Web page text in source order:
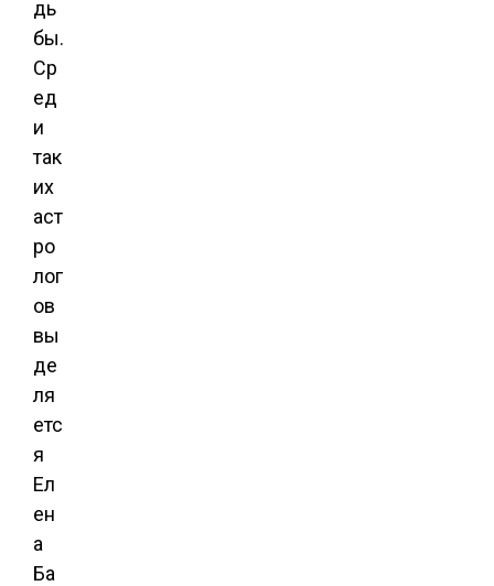
дь
бы.
Ср
ед
и
так
их
аст
ро
лог
ов
вы
де
ля
етс
я
Ел
ен
а
Ба